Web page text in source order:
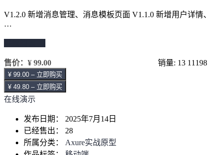
V1.2.0 新增消息管理、消息模板页面 V1.1.0 新增用户详情、
…
售价： ¥ 99.00 销量: 13 11198
¥ 99.00 – 立即购买
¥ 49.80 – 立即购买
在线演示
发布日期：
2025年7月14日
已经售出：
28
所属分类：
Axure实战原型